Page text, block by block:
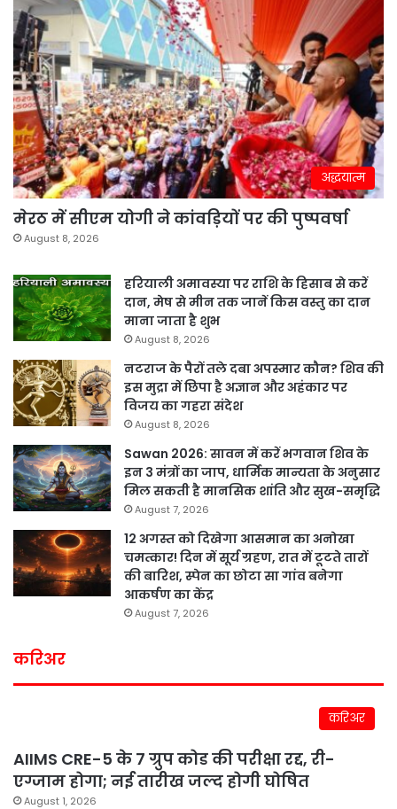
अद्धयात्म
मेरठ में सीएम योगी ने कांवड़ियों पर की पुष्पवर्षा
August 8, 2026
हरियाली अमावस्या पर राशि के हिसाब से करें
दान, मेष से मीन तक जानें किस वस्तु का दान
माना जाता है शुभ
August 8, 2026
नटराज के पैरों तले दबा अपस्मार कौन? शिव की
इस मुद्रा में छिपा है अज्ञान और अहंकार पर
विजय का गहरा संदेश
August 8, 2026
Sawan 2026: सावन में करें भगवान शिव के
इन 3 मंत्रों का जाप, धार्मिक मान्यता के अनुसार
मिल सकती है मानसिक शांति और सुख-समृद्धि
August 7, 2026
12 अगस्त को दिखेगा आसमान का अनोखा
चमत्कार! दिन में सूर्य ग्रहण, रात में टूटते तारों
की बारिश, स्पेन का छोटा सा गांव बनेगा
आकर्षण का केंद्र
August 7, 2026
करिअर
करिअर
AIIMS CRE-5 के 7 ग्रुप कोड की परीक्षा रद्द, री-
एग्जाम होगा; नई तारीख जल्द होगी घोषित
August 1, 2026